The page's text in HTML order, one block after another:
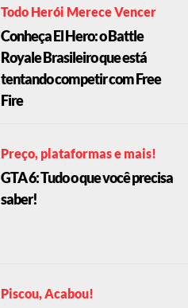
Todo Herói Merece Vencer
Conheça El Hero: o Battle
Royale Brasileiro que está
tentando competir com Free
Fire
Preço, plataformas e mais!
GTA 6: Tudo o que você precisa
saber!
Piscou, Acabou!